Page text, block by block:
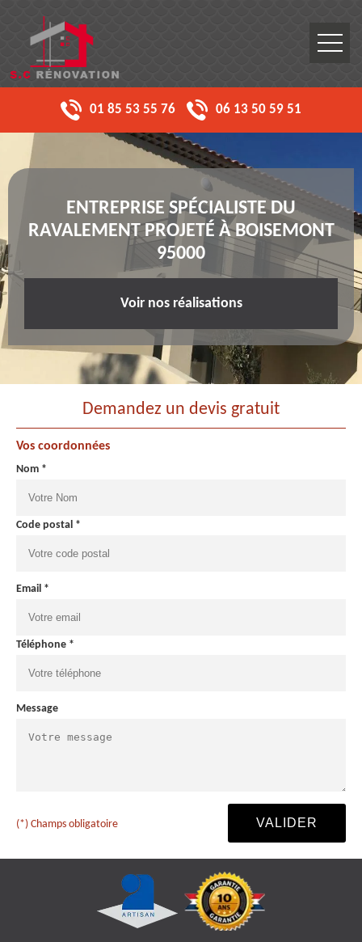
01 85 53 55 76 06 13 50 59 51
ENTREPRISE SPÉCIALISTE DU
RAVALEMENT PROJETÉ À BOISEMONT
95000
Voir nos réalisations
Demandez un devis gratuit
Vos coordonnées
Nom *
Code postal *
Email *
Téléphone *
Message
(*) Champs obligatoire